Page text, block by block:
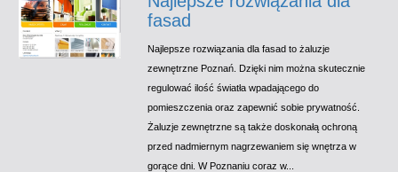
fasad
Najlepsze rozwiązania dla fasad to żaluzje
zewnętrzne Poznań. Dzięki nim można skutecznie
regulować ilość światła wpadającego do
pomieszczenia oraz zapewnić sobie prywatność.
Żaluzje zewnętrzne są także doskonałą ochroną
przed nadmiernym nagrzewaniem się wnętrza w
gorące dni. W Poznaniu coraz w...